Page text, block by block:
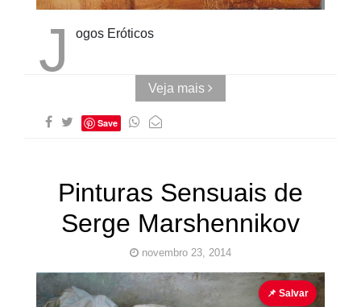
J ogos Eróticos
Veja mais
Save
Pinturas Sensuais de
Serge Marshennikov
novembro 23, 2014
Pinturas Pinturas Erótica Pinturas Erotismo📌 Salvar